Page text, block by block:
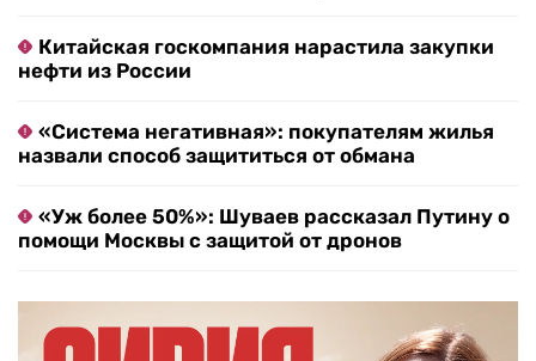
Китайская госкомпания нарастила закупки
нефти из России
«Система негативная»: покупателям жилья
назвали способ защититься от обмана
«Уж более 50%»: Шуваев рассказал Путину о
помощи Москвы с защитой от дронов